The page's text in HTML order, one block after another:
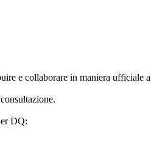
e collaborare in maniera ufficiale
DQ: